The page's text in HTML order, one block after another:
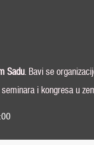
Sadu. Bavi se
i kongresa u